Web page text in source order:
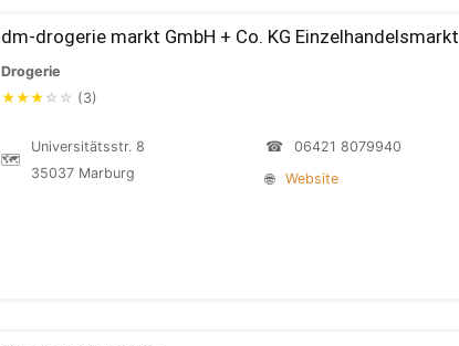
dm-drogerie markt GmbH + Co. KG Einzelhandelsmarkt
Drogerie
★★★ ☆ ☆ (3)
🗺
Universitätsstr. 8
35037 Marburg
☎
06421 8079940
🌐
Website